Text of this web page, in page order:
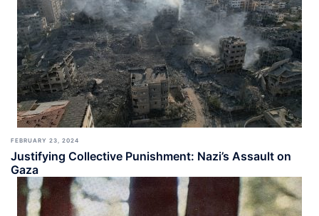
FEBRUARY 23, 2024
Justifying Collective Punishment: Nazi’s Assault on
Gaza